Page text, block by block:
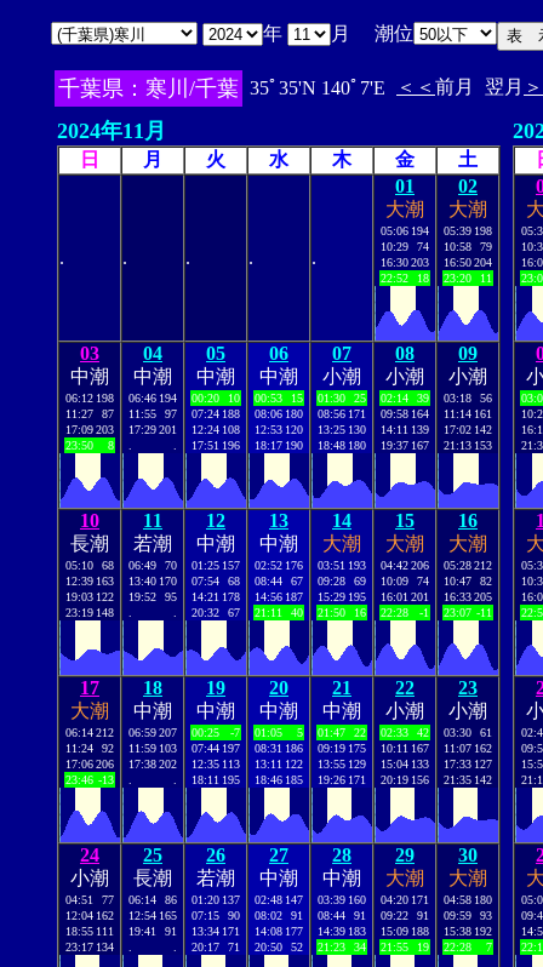
年 月 潮位
千葉県：寒川/千葉 35ﾟ35'N 140ﾟ7'E ＜＜ 前月 翌月
2024年11月
日 月 火 水 木 金 土
. . . . .
01
大潮
05:06 194
10:29
74
16:30203
22:52
18
02
大潮
05:39 198
10:58
79
16:50204
23:20
11
03
中潮
06:12 198
11:27
87
17:09203
23:50
8
04
中潮
06:46 194
11:55
97
17:29201
05
中潮
00:20
10
07:24 188
12:24 108
17:51 196
06
中潮
00:53
15
08:06 180
12:53 120
18:17 190
07
小潮
01:30
25
08:56 171
13:25 130
18:48 180
08
小潮
02:14
39
09:58 164
14:11 139
19:37 167
09
小潮
03:18
56
11:14 161
17:02 142
21:13 153
10
長潮
05:10
68
12:39 163
19:03 122
23:19 148
11
若潮
06:49
70
13:40 170
19:52
95
12
中潮
01:25 157
07:54
68
14:21 178
20:32
67
13
中潮
02:52 176
08:44
67
14:56 187
21:11
40
14
大潮
03:51 193
09:28
69
15:29 195
21:50
16
15
大潮
04:42206
10:09
74
16:01 201
22:28
-1
16
大潮
05:28212
10:47
82
16:33205
23:07 -11
17
大潮
06:14212
11:24
92
17:06206
23:46 -13
18
中潮
06:59207
11:59 103
17:38202
19
中潮
00:25
-7
07:44 197
12:35 113
18:11 195
20
中潮
01:05
5
08:31 186
13:11 122
18:46 185
21
中潮
01:47
22
09:19 175
13:55 129
19:26 171
22
小潮
02:33
42
10:11 167
15:04 133
20:19 156
23
小潮
03:30
61
11:07 162
17:33 127
21:35 142
24
小潮
04:51
77
12:04 162
18:55 111
23:17 134
25
長潮
06:14
86
12:54 165
19:41
91
26
若潮
01:20 137
07:15
90
13:34 171
20:17
71
27
中潮
02:48 147
08:02
91
14:08 177
20:50
52
28
中潮
03:39 160
08:44
91
14:39 183
21:23
34
29
大潮
04:20 171
09:22
91
15:09 188
21:55
19
30
大潮
04:58 180
09:59
93
15:38 192
22:28
7